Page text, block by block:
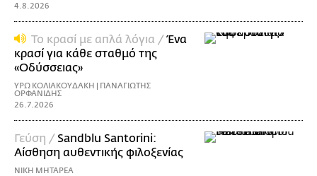
4.8.2026
Το κρασί με απλά λόγια /Ένα
κρασί για κάθε σταθμό της
«Οδύσσειας»
ΥΡΩ ΚΟΛΙΑΚΟΥΔΑΚΗ | ΠΑΝΑΓΙΩΤΗΣ
ΟΡΦΑΝΙΔΗΣ
26.7.2026
Γεύση / Sandblu Santorini:
Αίσθηση αυθεντικής φιλοξενίας
ΝΙΚΗ ΜΗΤΑΡΕΑ